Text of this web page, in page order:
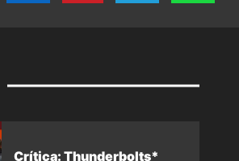
Crítica: Thunderbolts*